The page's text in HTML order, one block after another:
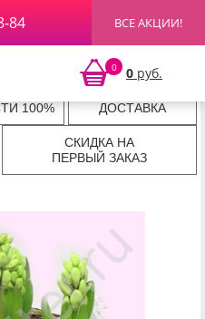
ВСЕ АКЦИИ!
84
0 0 руб.
100%
ДОСТАВКА
СКИДКА НА
ПЕРВЫЙ ЗАКАЗ